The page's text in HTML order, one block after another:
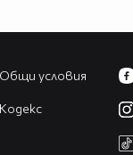
Общи условия
Кодекс